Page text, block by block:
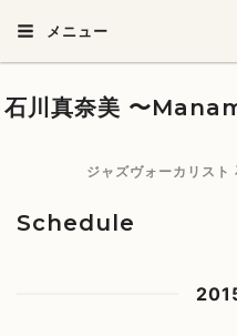
メニュー
石川真奈美 〜
ジャズヴォーカリス
Schedule